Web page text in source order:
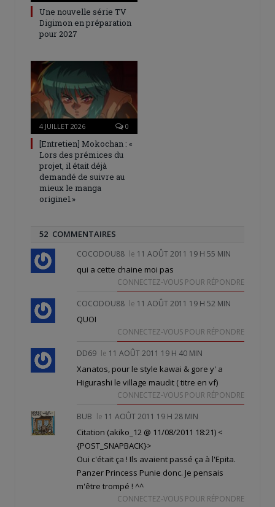
Une nouvelle série TV
Digimon en préparation
pour 2027
4 JUILLET 2026 0
[Entretien] Mokochan : «
Lors des prémices du
projet, il était déjà
demandé de suivre au
mieux le manga
originel.»
52 COMMENTAIRES
COCODOU88 le 11 AOÛT 2011 19 H 55 MIN
qui a cette chaine moi pas
CONNECTEZ-VOUS POUR RÉPONDRE
COCODOU88 le 11 AOÛT 2011 19 H 52 MIN
QUOI
CONNECTEZ-VOUS POUR RÉPONDRE
DD69 le 11 AOÛT 2011 19 H 40 MIN
Xanatos, pour le style kawai & gore y' a
Higurashi le village maudit ( titre en vf)
CONNECTEZ-VOUS POUR RÉPONDRE
BUB le 11 AOÛT 2011 19 H 28 MIN
Citation (akiko_12 @ 11/08/2011 18:21) <
{POST_SNAPBACK}>
Oui c'était ça ! Ils avaient passé ça à l'Epita.
Panzer Princess Punie donc. Je pensais
m'être trompé ! ^^
CONNECTEZ-VOUS POUR RÉPONDRE